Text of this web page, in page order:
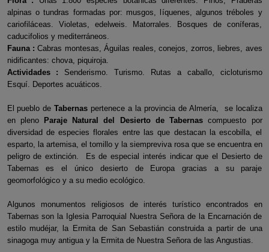
alpinas o tundras formadas por: musgos, líquenes, algunos tréboles y
cariofiláceas. Violetas, edelweis. Matorrales. Bosques de coníferas,
caducifolios y mediterráneos.
Fauna : Cabras montesas, Águilas reales, conejos, zorros, liebres, aves
nidificantes: chova, piquiroja.
Actividades : Senderismo. Turismo. Rutas a caballo, cicloturismo
Esquí. Deportes acuáticos.
El pueblo deTabernas pertenece a la provincia de Almería, se localiza
en pleno
Paraje Natural del Desierto de Tabernas compuesto por
diversidad de especies florales entre las que destacan la escobilla, el
esparto, la artemisa, el tomillo y la siempreviva rosa que se encuentra en
peligro de extinción. Es de especial interés indicar que el Desierto de
Tabernas es el único desierto de Europa gracias a su paraje
geomorfológico y a su medio ecológico.
Algunos monumentos religiosos de interés turístico encontrados en
Tabernas son la Iglesia Parroquial Nuestra Señora de la Encarnación de
estilo mudéjar, la Ermita de San Sebastián construida a partir de una
sinagoga muy antigua y la Ermita de Nuestra Señora de las Angustias.